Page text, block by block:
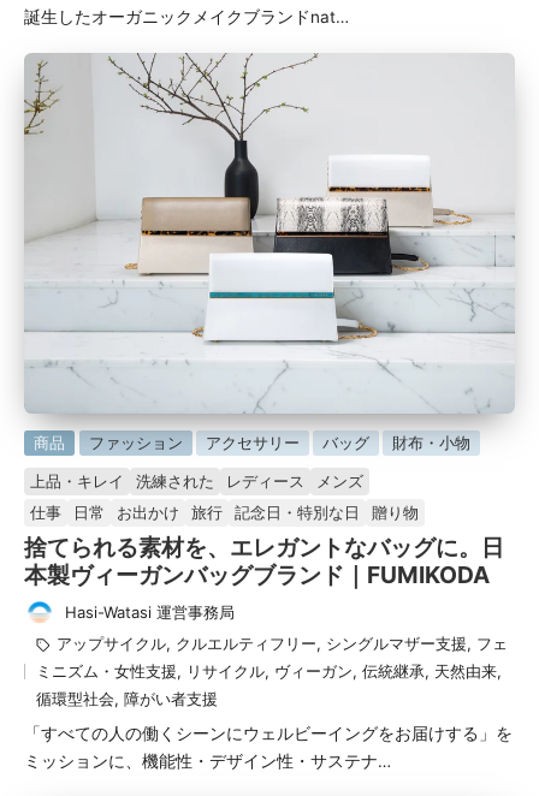
誕生したオーガニックメイクブランドnat…
に
済
み
商品 ファッション アクセサリー バッグ 財布・小物
上品・キレイ 洗練された レディース
メンズ
仕事
日常 お出かけ 旅行 記念日・特別な日 贈り物
捨てられる素材を、エレガントなバッグに。日
本製ヴィーガンバッグブランド｜FUMIKODA
投
稿
者
Hasi-Watasi 運営事務局
タ
グ：
アップサイクル, クルエルティフリー, シングルマザー支援, フェ
ミニズム・女性支援, リサイクル, ヴィーガン, 伝統継承, 天然由来,
循環型社会, 障がい者支援
「すべての人の働くシーンにウェルビーイングをお届けする」を
ミッションに、機能性・デザイン性・サステナ…